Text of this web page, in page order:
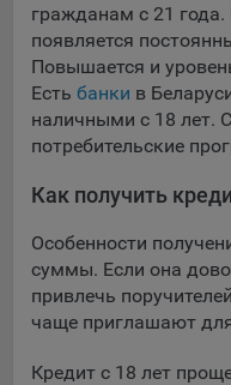
Компании, которым мы
данной цели:
Яндекса рекламная
сервис показа
Europe AG,
предоставляемый
гражданам с 21 года.
появляется
Повышается и
Есть банки в
наличными с 18 лет.
потребительские
Как получить
Особенности
суммы. Если она
привлечь
чаще приглашают
Кредит с 18 лет